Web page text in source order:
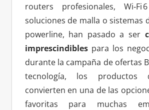
routers profesionales, Wi‑Fi
soluciones de malla o sistemas
powerline, han pasado a ser
imprescindiblespara los
durante la campaña de ofertas
tecnología, los
convierten en una de las
favoritas para muchas